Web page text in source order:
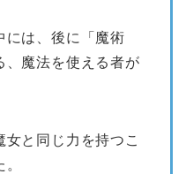
には、後に「魔術
、魔法を使える者が
と同じ力を持つこ